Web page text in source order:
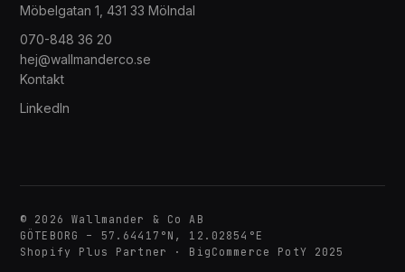
Möbelgatan 1, 431 33 Mölndal
070-848 36 20
hej@wallmanderco.se
Kontakt
LinkedIn
© 2026 Wallmander & Co AB
GÖTEBORG – 57.64417°N, 12.02854°E
Shopify Plus Partner · BigCommerce PotY 2025